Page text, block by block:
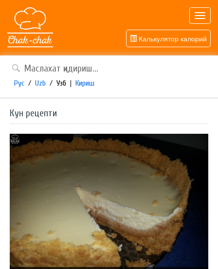
Калькулятор калорий
Рус / Uzb / Узб | Кириш
Кун рецепти